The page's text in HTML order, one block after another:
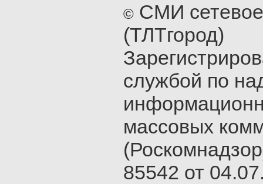
© СМИ
(ТЛТгород)
службой по
массовых
85542 от